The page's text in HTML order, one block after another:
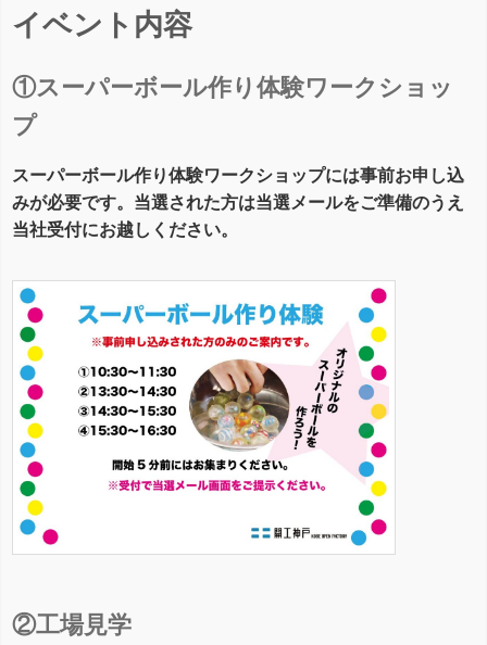
イベント内容
①スーパーボール作り体験ワークショッ
プ
スーパーボール作り体験ワークショップには事前お申し込
みが必要です。当選された方は当選メールをご準備のうえ
当社受付にお越しください。
②工場見学